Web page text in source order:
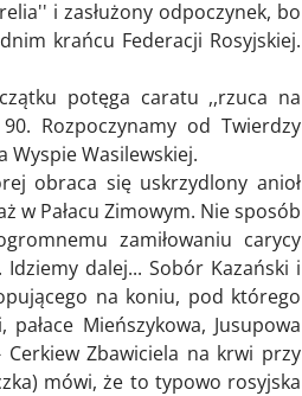
i zasłużony odpoczynek, bo
krańcu Federacji Rosyjskiej.
potęga caratu ,,rzuca na
Rozpoczynamy od Twierdzy
Wyspie Wasilewskiej.
obraca się uskrzydlony anioł
w Pałacu Zimowym. Nie sposób
zamiłowaniu carycy
dalej... Sobór Kazański i
na koniu, pod którego
Mieńszykowa, Jusupowa
Zbawiciela na krwi przy
mówi, że to typowo rosyjska